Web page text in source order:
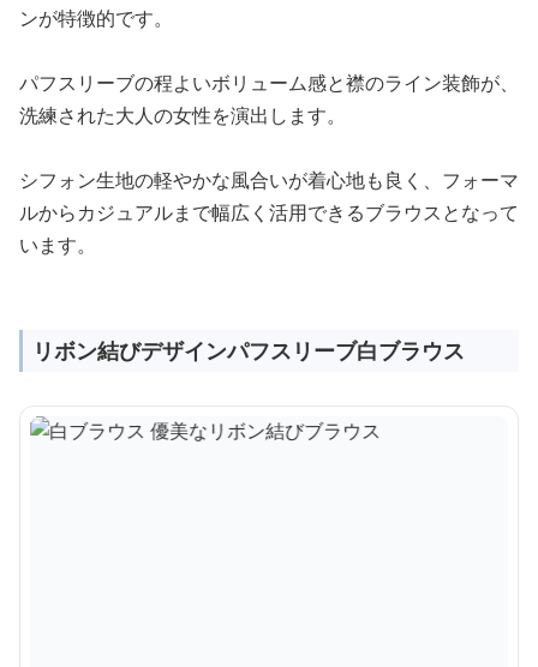
ンが特徴的です。
パフスリーブの程よいボリューム感と襟のライン装飾が、
洗練された大人の女性を演出します。
シフォン生地の軽やかな風合いが着心地も良く、フォーマ
ルからカジュアルまで幅広く活用できるブラウスとなって
います。
リボン結びデザインパフスリーブ白ブラウス